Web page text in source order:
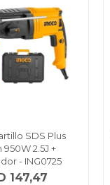
SDS Plus
2.5J +
- ING0725
147,47